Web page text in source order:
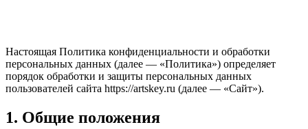
Настоящая Политика конфиденциальности и обработки
персональных данных (далее — «Политика») определяет
порядок обработки и защиты персональных данных
пользователей сайта https://artskey.ru (далее — «Сайт»).
1. Общие положения